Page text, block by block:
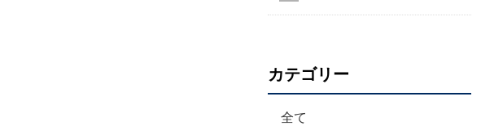
カテゴリー
全て